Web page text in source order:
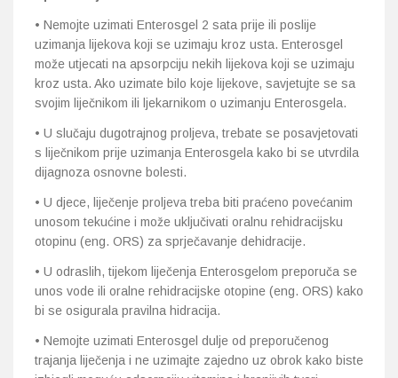
• Nemojte uzimati Enterosgel 2 sata prije ili poslije
uzimanja lijekova koji se uzimaju kroz usta. Enterosgel
može utjecati na apsorpciju nekih lijekova koji se uzimaju
kroz usta. Ako uzimate bilo koje lijekove, savjetujte se sa
svojim liječnikom ili ljekarnikom o uzimanju Enterosgela.
• U slučaju dugotrajnog proljeva, trebate se posavjetovati
s liječnikom prije uzimanja Enterosgela kako bi se utvrdila
dijagnoza osnovne bolesti.
• U djece, liječenje proljeva treba biti praćeno povećanim
unosom tekućine i može uključivati oralnu rehidracijsku
otopinu (eng. ORS) za sprječavanje dehidracije.
• U odraslih, tijekom liječenja Enterosgelom preporuča se
unos vode ili oralne rehidracijske otopine (eng. ORS) kako
bi se osigurala pravilna hidracija.
• Nemojte uzimati Enterosgel dulje od preporučenog
trajanja liječenja i ne uzimajte zajedno uz obrok kako biste